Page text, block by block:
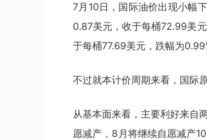
7月10日，国际油价出现小幅
0.87美元，收于每桶72.99美
于每桶77.69美元，跌幅为
不过就本计价周期来看，国际
从基本面来看，主要利好来自
愿减产，8月将继续自愿减产